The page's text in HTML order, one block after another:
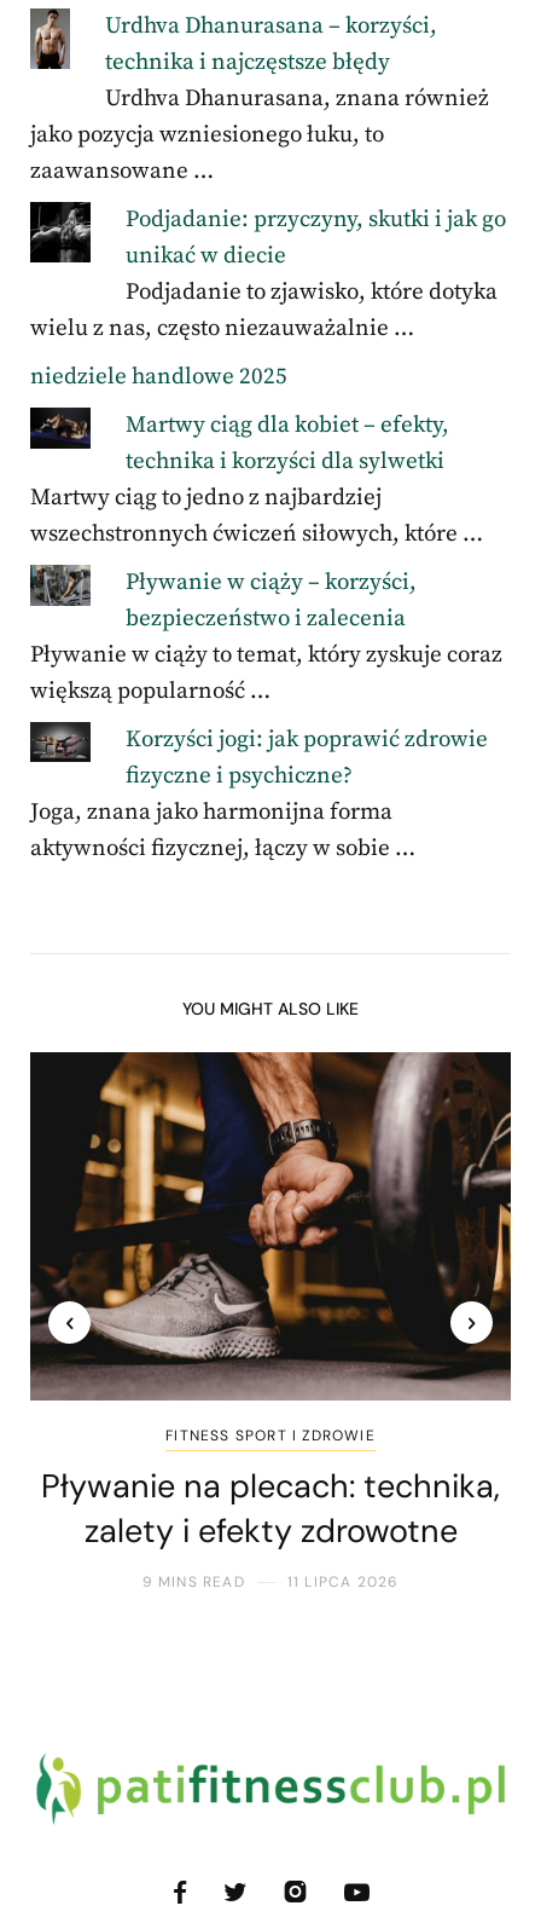
Urdhva Dhanurasana – korzyści,
technika i najczęstsze błędy
Urdhva Dhanurasana, znana również
jako pozycja wzniesionego łuku, to
zaawansowane …
Podjadanie: przyczyny, skutki i jak go
unikać w diecie
Podjadanie to zjawisko, które dotyka
wielu z nas, często niezauważalnie …
niedziele handlowe 2025
Martwy ciąg dla kobiet – efekty,
technika i korzyści dla sylwetki
Martwy ciąg to jedno z najbardziej
wszechstronnych ćwiczeń siłowych, które …
Pływanie w ciąży – korzyści,
bezpieczeństwo i zalecenia
Pływanie w ciąży to temat, który zyskuje coraz
większą popularność …
Korzyści jogi: jak poprawić zdrowie
fizyczne i psychiczne?
Joga, znana jako harmonijna forma
aktywności fizycznej, łączy w sobie …
YOU MIGHT ALSO LIKE
FITNESS SPORT I ZDROWIE
Pływanie na plecach: technika,
zalety i efekty zdrowotne
9 MINS READ 11 LIPCA 2026